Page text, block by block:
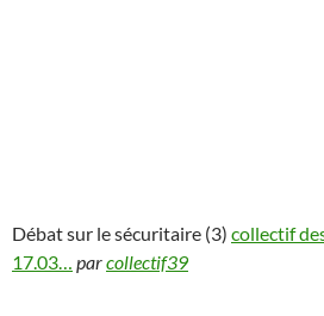
Débat sur le sécuritaire (3) collectif
17.03… parcollectif39